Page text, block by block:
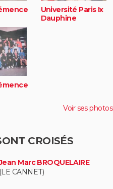
Université Paris Ix
Dauphine
Voir ses photos
CROISÉS
Marc BROQUELAIRE
(LE CANNET)